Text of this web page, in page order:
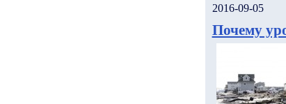
2016-09-05
Почему